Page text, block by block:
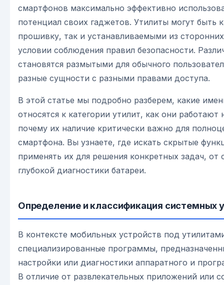
смартфонов максимально эффективно
потенциал своих гаджетов. Утилиты могут быть
прошивку, так и устанавливаемыми из
условии соблюдения правил безопасности.
становятся размытыми для обычного
разные сущности с разными правами доступа.
В этой статье мы подробно разберем, какие
относятся к категории утилит, как они работают
почему их наличие критически важно для
смартфона. Вы узнаете, где искать скрытые
применять их для решения конкретных задач, от
глубокой диагностики батареи.
Определение и классификация системных
В контексте мобильных устройств под
специализированные программы,
настройки или диагностики аппаратного и
В отличие от развлекательных приложений или